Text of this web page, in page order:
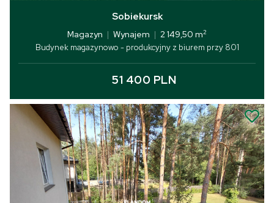
Sobiekursk
Magazyn | Wynajem | 2 149,50 m2
Budynek magazynowo - produkcyjny z biurem przy 801
51 400 PLN